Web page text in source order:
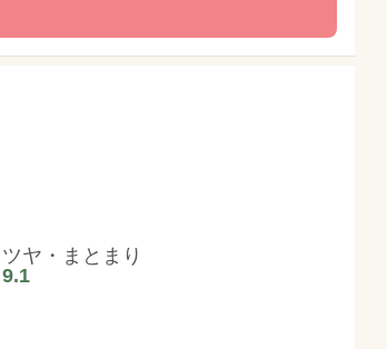
ツヤ・まとまり
9.1